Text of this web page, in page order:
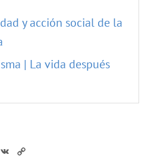
y acción social de la
| La vida después
WeChat
VK